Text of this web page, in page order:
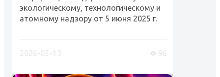
экологическому, технологическому и
атомному надзору от 5 июня 2025 г.
Разъяснения Ростехнадзора и
2026-05-13 96